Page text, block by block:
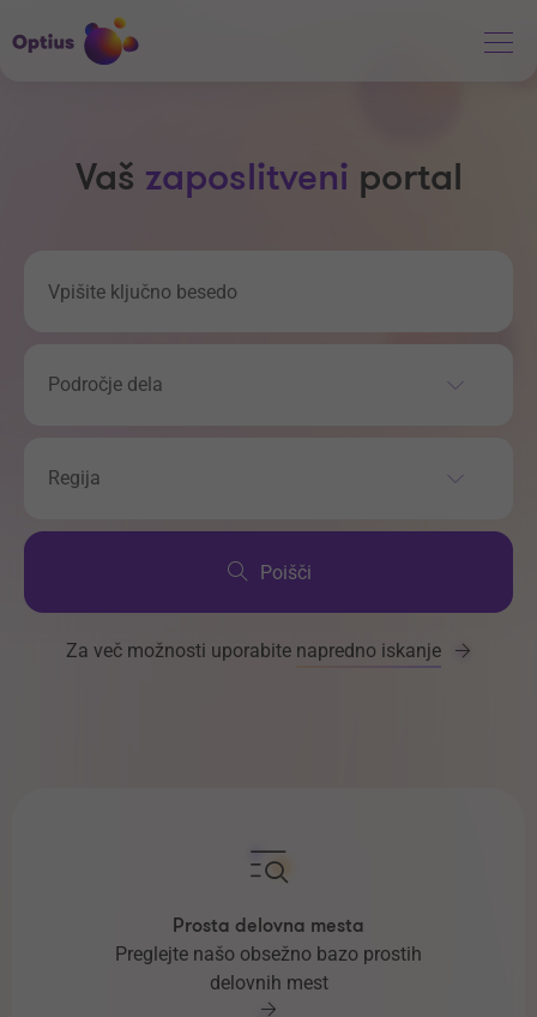
Vaš zaposlitveni portal
Področje dela
Regija
Poišči
Za več možnosti uporabite napredno iskanje
Prosta delovna mesta
Preglejte našo obsežno bazo prostih
delovnih mest